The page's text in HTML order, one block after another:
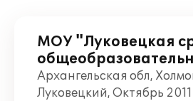
МОУ "Луковецкая
Архангельская обл,
Луковецкий, Октябрь 2011